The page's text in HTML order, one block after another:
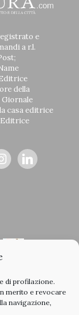
di profilazione.
merito e revocare
navigazione,
e
a r.l.
della
casa editrice
Editrice
linkedin
>